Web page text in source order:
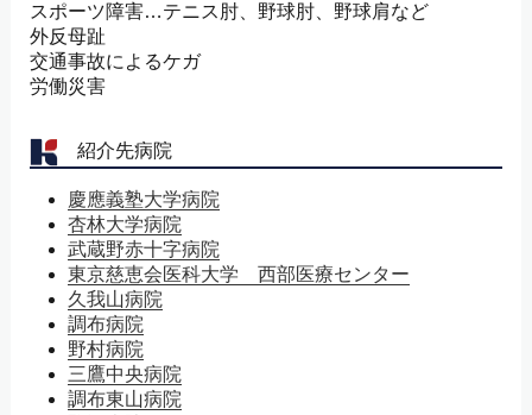
スポーツ障害…テニス肘、野球肘、野球肩など
外反母趾
交通事故によるケガ
労働災害
紹介先病院
慶應義塾大学病院
杏林大学病院
武蔵野赤十字病院
東京慈恵会医科大学 西部医療センター
久我山病院
調布病院
野村病院
三鷹中央病院
調布東山病院